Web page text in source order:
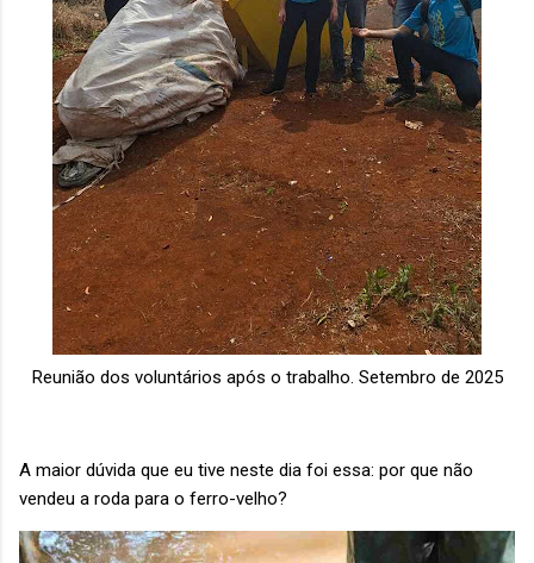
Reunião dos voluntários após o trabalho. Setembro de 2025
A maior dúvida que eu tive neste dia foi essa: por que não
vendeu a roda para o ferro-velho?